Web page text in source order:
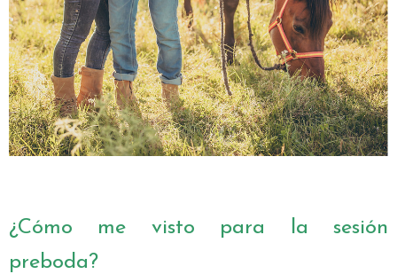
¿Cómo me visto para la sesión
preboda?